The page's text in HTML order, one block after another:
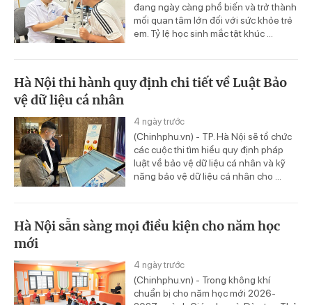
đang ngày càng phổ biến và trở thành
mối quan tâm lớn đối với sức khỏe trẻ
em. Tỷ lệ học sinh mắc tật khúc ...
Hà Nội thi hành quy định chi tiết về Luật Bảo
vệ dữ liệu cá nhân
4 ngày trước
(Chinhphu.vn) - TP. Hà Nội sẽ tổ chức
các cuộc thi tìm hiểu quy định pháp
luật về bảo vệ dữ liệu cá nhân và kỹ
năng bảo vệ dữ liệu cá nhân cho ...
Hà Nội sẵn sàng mọi điều kiện cho năm học
mới
4 ngày trước
(Chinhphu.vn) - Trong không khí
chuẩn bị cho năm học mới 2026-